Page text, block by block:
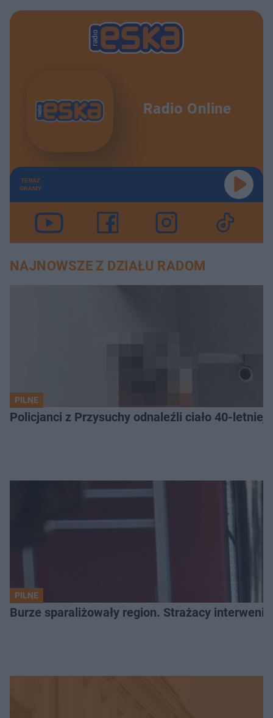
Radio Online
TERAZ
GRAMY
NAJNOWSZE Z DZIAŁU RADOM
PILNE
Policjanci z Przysuchy odnaleźli ciało 40-letniej
PILNE
Burze sparaliżowały region. Strażacy